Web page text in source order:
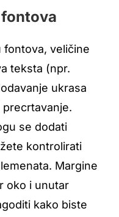
fontova, veličine
teksta (npr.
ukrasa
se dodati
kontrolirati
Margine
oko i unutar
kako biste